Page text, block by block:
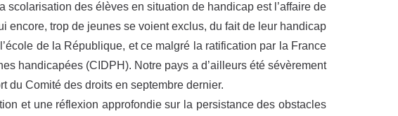
des élèves en situation de handicap est l’affaire de
encore, trop de jeunes se voient exclus, du fait de leur handicap
de la République, et ce malgré la ratification par la France
handicapées (CIDPH). Notre pays a d’ailleurs été sévèrement
du Comité des droits en septembre dernier.
et une réflexion approfondie sur la persistance des obstacles